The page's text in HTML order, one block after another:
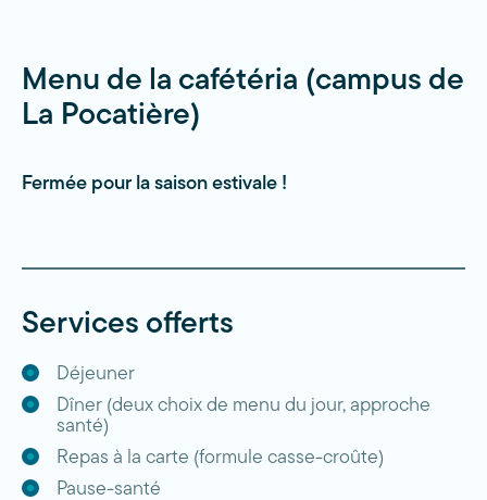
Menu de la cafétéria (campus de
La Pocatière)
Fermée pour la saison estivale !
Services offerts
Déjeuner
Dîner (deux choix de menu du jour, approche
santé)
Repas à la carte (formule casse-croûte)
Pause-santé